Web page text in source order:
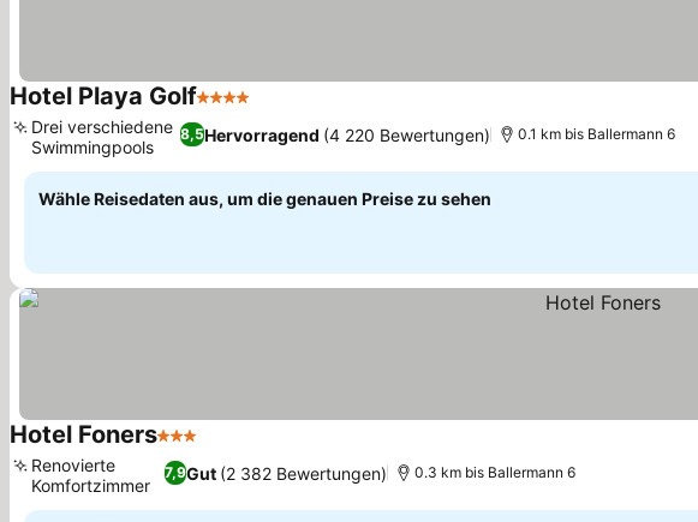
Hotel Playa Golf4 Sterne
8,5Hervorragend (4 220 Bewertungen)
Drei verschiedene
Swimmingpools
0.1 km bis Ballermann 6
Wähle Reisedaten aus, um die genauen Preise zu sehen
Hotel Foners3 Sterne
7,9Gut (2 382 Bewertungen)
Renovierte
Komfortzimmer
0.3 km bis Ballermann 6